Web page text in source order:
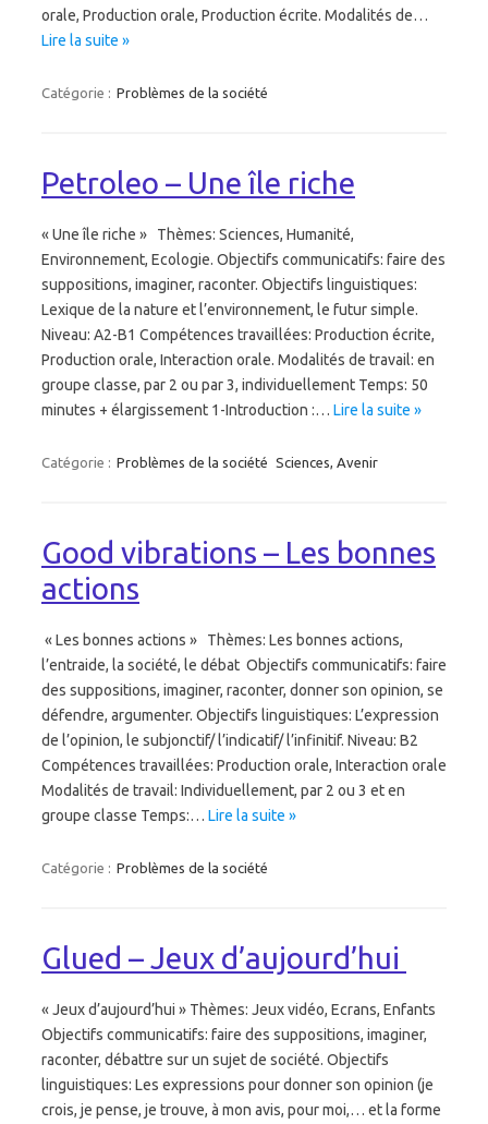
orale, Production orale, Production écrite. Modalités de…
Lire la suite »
Catégorie : Problèmes de la société
Petroleo – Une île riche
« Une île riche » Thèmes: Sciences, Humanité,
Environnement, Ecologie. Objectifs communicatifs: faire des
suppositions, imaginer, raconter. Objectifs linguistiques:
Lexique de la nature et l’environnement, le futur simple.
Niveau: A2-B1 Compétences travaillées: Production écrite,
Production orale, Interaction orale. Modalités de travail: en
groupe classe, par 2 ou par 3, individuellement Temps: 50
minutes + élargissement 1-Introduction :… Lire la suite »
Catégorie : Problèmes de la société Sciences, Avenir
Good vibrations – Les bonnes
actions
« Les bonnes actions » Thèmes: Les bonnes actions,
l’entraide, la société, le débat Objectifs communicatifs: faire
des suppositions, imaginer, raconter, donner son opinion, se
défendre, argumenter. Objectifs linguistiques: L’expression
de l’opinion, le subjonctif/ l’indicatif/ l’infinitif. Niveau: B2
Compétences travaillées: Production orale, Interaction orale
Modalités de travail: Individuellement, par 2 ou 3 et en
groupe classe Temps:… Lire la suite »
Catégorie : Problèmes de la société
Glued – Jeux d’aujourd’hui
« Jeux d’aujourd’hui » Thèmes: Jeux vidéo, Ecrans, Enfants
Objectifs communicatifs: faire des suppositions, imaginer,
raconter, débattre sur un sujet de société. Objectifs
linguistiques: Les expressions pour donner son opinion (je
crois, je pense, je trouve, à mon avis, pour moi,… et la forme